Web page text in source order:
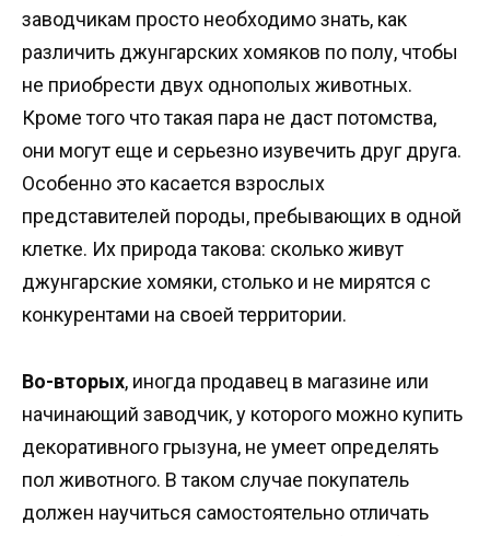
заводчикам просто необходимо знать, как
различить джунгарских хомяков по полу, чтобы
не приобрести двух однополых животных.
Кроме того что такая пара не даст потомства,
они могут еще и серьезно изувечить друг друга.
Особенно это касается взрослых
представителей породы, пребывающих в одной
клетке. Их природа такова: сколько живут
джунгарские хомяки, столько и не мирятся с
конкурентами на своей территории.
Во-вторых, иногда продавец в магазине или
начинающий заводчик, у которого можно купить
декоративного грызуна, не умеет определять
пол животного. В таком случае покупатель
должен научиться самостоятельно отличать